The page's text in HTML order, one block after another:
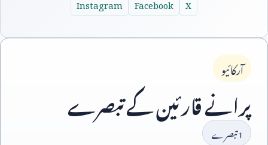
آرکائیو
پرانے قارئین کے تبصرے
1تبصرے